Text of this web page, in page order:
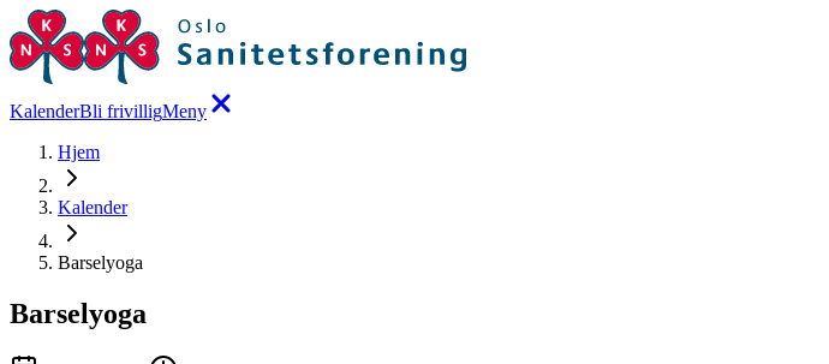
KalenderBli frivilligMeny
Hjem
Kalender
Barselyoga
Barselyoga